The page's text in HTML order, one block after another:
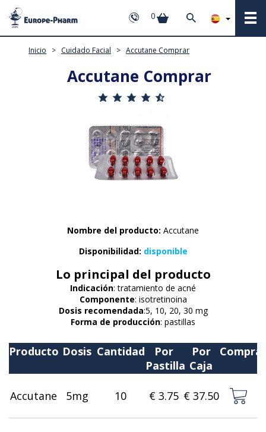
0
Inicio > Cuidado Facial > Accutane Comprar
Accutane Comprar
Nombre del producto: Accutane
Disponibilidad: disponible
Lo principal del producto
Indicación: tratamiento de acné
Componente: isotretinoina
Dosis recomendada:5, 10, 20, 30 mg
Forma de producción: pastillas
Producto Dosis Cantidad
Por
Pastilla
Por
Caja
Accutane 5mg 10 € 3.75 € 37.50